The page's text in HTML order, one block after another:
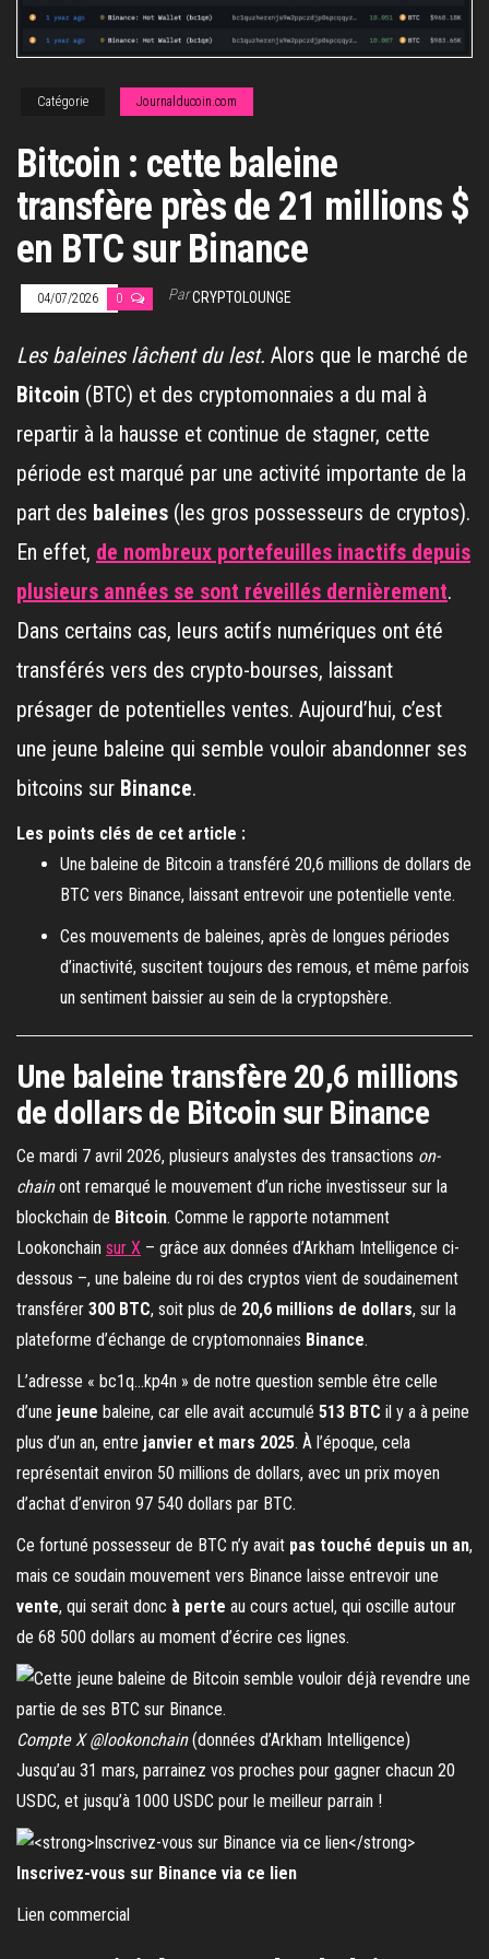
Catégorie Journalducoin.com
Bitcoin : cette baleine
transfère près de 21 millions $
en BTC sur Binance
04/07/2026 0 ParCRYPTOLOUNGE
Les baleines lâchent du lest. Alors que le marché de
Bitcoin (BTC) et des cryptomonnaies a du mal à
repartir à la hausse et continue de stagner, cette
période est marqué par une activité importante de la
part des baleines (les gros possesseurs de cryptos).
En effet, de nombreux portefeuilles inactifs depuis
plusieurs années se sont réveillés dernièrement.
Dans certains cas, leurs actifs numériques ont été
transférés vers des crypto-bourses, laissant
présager de potentielles ventes. Aujourd’hui, c’est
une jeune baleine qui semble vouloir abandonner ses
bitcoins sur Binance.
Les points clés de cet article :
Une baleine de Bitcoin a transféré 20,6 millions de dollars de
BTC vers Binance, laissant entrevoir une potentielle vente.
Ces mouvements de baleines, après de longues périodes
d’inactivité, suscitent toujours des remous, et même parfois
un sentiment baissier au sein de la cryptopshère.
Une baleine transfère 20,6 millions
de dollars de Bitcoin sur Binance
Ce mardi 7 avril 2026, plusieurs analystes des transactions on-
chainont remarqué le mouvement d’un riche investisseur sur la
blockchain de Bitcoin. Comme le rapporte notamment
Lookonchain sur X – grâce aux données d’Arkham Intelligence ci-
dessous –, une baleine du roi des cryptos vient de soudainement
transférer 300 BTC, soit plus de 20,6 millions de dollars, sur la
plateforme d’échange de cryptomonnaies Binance.
L’adresse « bc1q…kp4n » de notre question semble être celle
d’une jeune baleine, car elle avait accumulé 513 BTC il y a à peine
plus d’un an, entre janvier et mars 2025. À l’époque, cela
représentait environ 50 millions de dollars, avec un prix moyen
d’achat d’environ 97 540 dollars par BTC.
Ce fortuné possesseur de BTC n’y avait pas touché depuis un an,
mais ce soudain mouvement vers Binance laisse entrevoir une
vente, qui serait donc à perte au cours actuel, qui oscille autour
de 68 500 dollars au moment d’écrire ces lignes.
Compte X @lookonchain(données d’Arkham Intelligence)
Jusqu’au 31 mars, parrainez vos proches pour gagner chacun 20
USDC, et jusqu’à 1000 USDC pour le meilleur parrain !
Inscrivez-vous sur Binance via ce lien
Lien commercial